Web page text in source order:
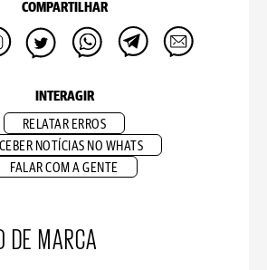
COMPARTILHAR
INTERAGIR
RELATAR ERROS
NOTÍCIAS NO WHATS
FALAR COM A GENTE
DE MARCA